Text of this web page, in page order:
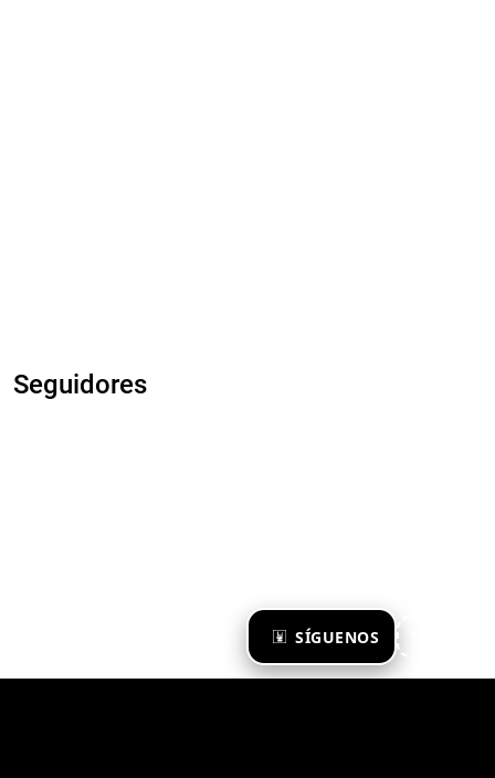
SÍGUENOS
Seguidores